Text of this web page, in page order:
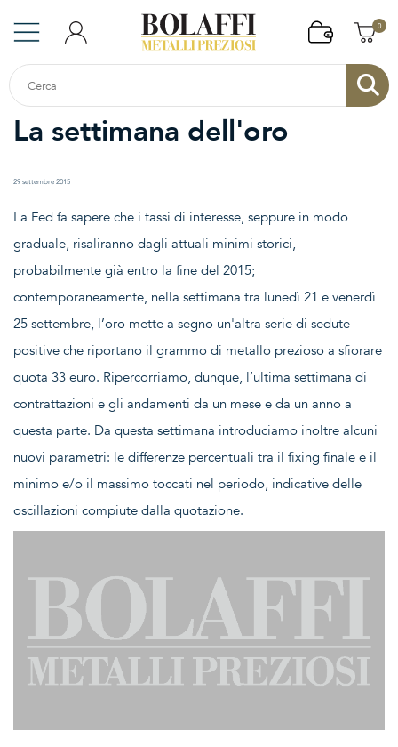
0
La settimana dell'oro
29 settembre 2015
La Fed fa sapere che i tassi di interesse, seppure in modo
graduale, risaliranno dagli attuali minimi storici,
probabilmente già entro la fine del 2015;
contemporaneamente, nella settimana tra lunedì 21 e venerdì
25 settembre, l’oro mette a segno un'altra serie di sedute
positive che riportano il grammo di metallo prezioso a sfiorare
quota 33 euro. Ripercorriamo, dunque, l’ultima settimana di
contrattazioni e gli andamenti da un mese e da un anno a
questa parte. Da questa settimana introduciamo inoltre alcuni
nuovi parametri: le differenze percentuali tra il fixing finale e il
minimo e/o il massimo toccati nel periodo, indicative delle
oscillazioni compiute dalla quotazione.